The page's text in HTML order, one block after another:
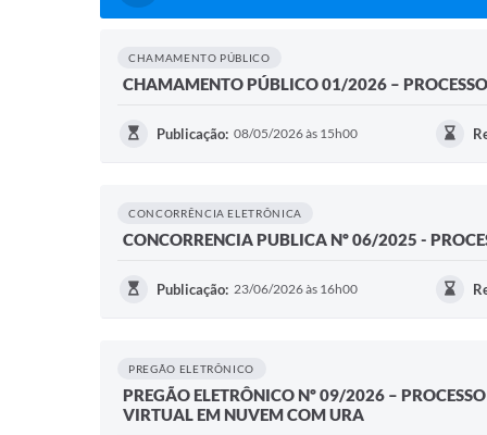
CHAMAMENTO PÚBLICO
CHAMAMENTO PÚBLICO 01/2026 –
Publicação: 08/05/2026 às 15h00
CONCORRÊNCIA ELETRÔNICA
CONCORRENCIA PUBLICA Nº 06/2025 -
Publicação: 23/06/2026 às 16h00
PREGÃO ELETRÔNICO
PREGÃO ELETRÔNICO Nº 09/2026 –
VIRTUAL EM NUVEM COM URA